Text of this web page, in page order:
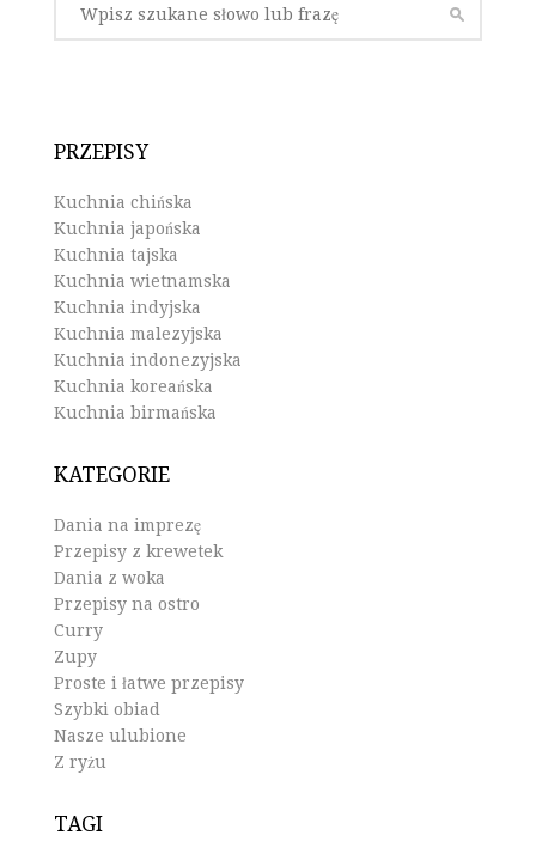
PRZEPISY
Kuchnia chińska
Kuchnia japońska
Kuchnia tajska
Kuchnia wietnamska
Kuchnia indyjska
Kuchnia malezyjska
Kuchnia indonezyjska
Kuchnia koreańska
Kuchnia birmańska
KATEGORIE
Dania na imprezę
Przepisy z krewetek
Dania z woka
Przepisy na ostro
Curry
Zupy
Proste i łatwe przepisy
Szybki obiad
Nasze ulubione
Z ryżu
TAGI